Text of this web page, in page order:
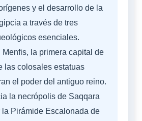
y el desarrollo de la
a través de tres
esenciales.
la primera capital de
las colosales estatuas
el poder del antiguo reino.
la necrópolis de Saqqara
la Pirámide Escalonada de